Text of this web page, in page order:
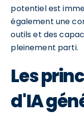
potentiel est
également une
outils et des
pleinement parti.
Les
d'IA